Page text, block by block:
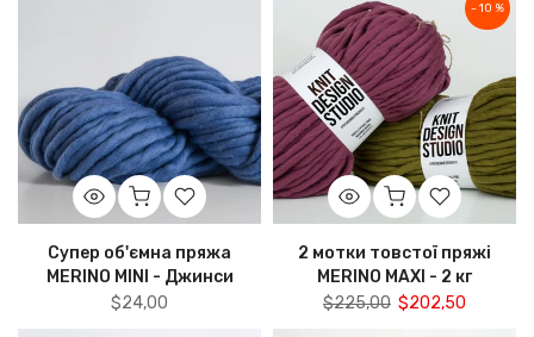
Супер об'ємна пряжа
MERINO MINI - Джинси
$24,00
- 10 %
2 мотки товстої пряжі
MERINO MAXI - 2 кг
$225,00 $202,50